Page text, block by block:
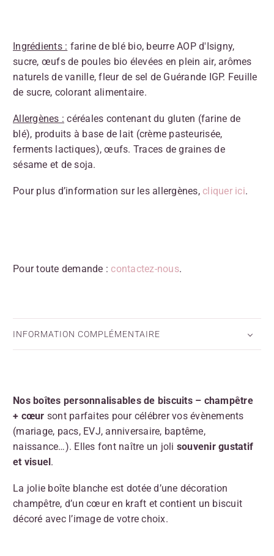
Ingrédients : farine de blé bio, beurre AOP d'Isigny,
sucre, œufs de poules bio élevées en plein air, arômes
naturels de vanille, fleur de sel de Guérande IGP. Feuille
de sucre, colorant alimentaire.
Allergènes : céréales contenant du gluten (farine de
blé), produits à base de lait (crème pasteurisée,
ferments lactiques), œufs. Traces de graines de
sésame et de soja.
Pour plus d’information sur les allergènes, cliquer ici.
Pour toute demande : contactez-nous.
INFORMATION COMPLÉMENTAIRE
Nos boîtes personnalisables de biscuits – champêtre
+ cœur sont parfaites pour célébrer vos évènements
(mariage, pacs, EVJ, anniversaire, baptême,
naissance…). Elles font naître un joli souvenir gustatif
et visuel.
La jolie boîte blanche est dotée d’une décoration
champêtre, d’un cœur en kraft et contient un biscuit
décoré avec l’image de votre choix.